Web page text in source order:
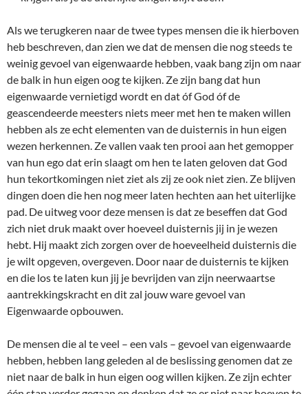
Als we terugkeren naar de twee types mensen die ik hierboven
heb beschreven, dan zien we dat de mensen die nog steeds te
weinig gevoel van eigenwaarde hebben, vaak bang zijn om naar
de balk in hun eigen oog te kijken. Ze zijn bang dat hun
eigenwaarde vernietigd wordt en dat óf God óf de
geascendeerde meesters niets meer met hen te maken willen
hebben als ze echt elementen van de duisternis in hun eigen
wezen herkennen. Ze vallen vaak ten prooi aan het gemopper
van hun ego dat erin slaagt om hen te laten geloven dat God
hun tekortkomingen niet ziet als zij ze ook niet zien. Ze blijven
dingen doen die hen nog meer laten hechten aan het uiterlijke
pad. De uitweg voor deze mensen is dat ze beseffen dat God
zich niet druk maakt over hoeveel duisternis jij in je wezen
hebt. Hij maakt zich zorgen over de hoeveelheid duisternis die
je wilt opgeven, overgeven. Door naar de duisternis te kijken
en die los te laten kun jij je bevrijden van zijn neerwaartse
aantrekkingskracht en dit zal jouw ware gevoel van
Eigenwaarde opbouwen.
De mensen die al te veel – een vals – gevoel van eigenwaarde
hebben, hebben lang geleden al de beslissing genomen dat ze
niet naar de balk in hun eigen oog willen kijken. Ze zijn echter